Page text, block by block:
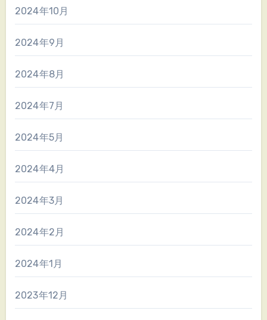
2024年10月
2024年9月
2024年8月
2024年7月
2024年5月
2024年4月
2024年3月
2024年2月
2024年1月
2023年12月